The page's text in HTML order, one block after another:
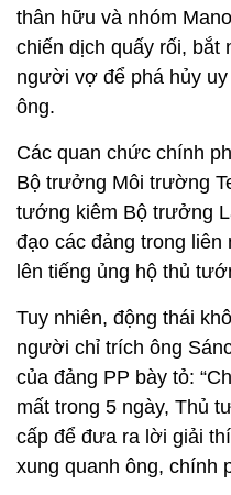
thân hữu và nhóm
chiến dịch quấy rối, bắt
người vợ để phá hủy
ông.
Các quan chức chính
Bộ trưởng Môi trường
tướng kiêm Bộ trưởng
đạo các đảng trong liên
lên tiếng ủng hộ thủ
Tuy nhiên, động thái
người chỉ trích ông
của đảng PP bày tỏ:
mất trong 5 ngày, Thủ
cấp để đưa ra lời giải
xung quanh ông, chính